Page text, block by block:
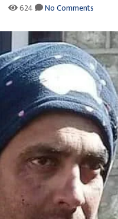
624 No Comments